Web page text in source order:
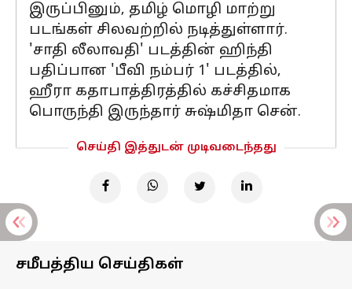
இருப்பினும், தமிழ் மொழி மாற்று
படங்கள் சிலவற்றில் நடித்துள்ளார்.
'சாதி லீலாவதி' படத்தின் ஹிந்தி
பதிப்பான 'பீவி நம்பர் 1' படத்தில்,
ஹீரா கதாபாத்திரத்தில் கச்சிதமாக
பொருந்தி இருந்தார் சுஷ்மிதா சென்.
செய்தி இத்துடன் முடிவடைந்தது
சமீபத்திய செய்திகள்